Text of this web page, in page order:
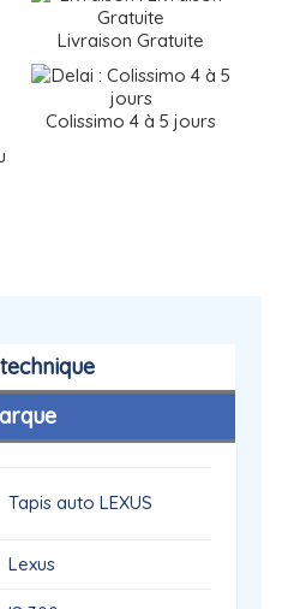
Livraison Gratuite
Colissimo 4 à 5 jours
Tapis auto LEXUS
Lexus